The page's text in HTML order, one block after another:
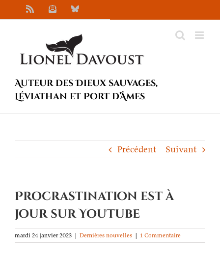
au
NewsletterBluesky
Auteur des Dieux sauvages,
Léviathan et Port d’Âmes
Précédent Suivant
Procrastination est à
jour sur YouTube
mardi 24 janvier 2023 | Dernières nouvelles | 1 Commentaire